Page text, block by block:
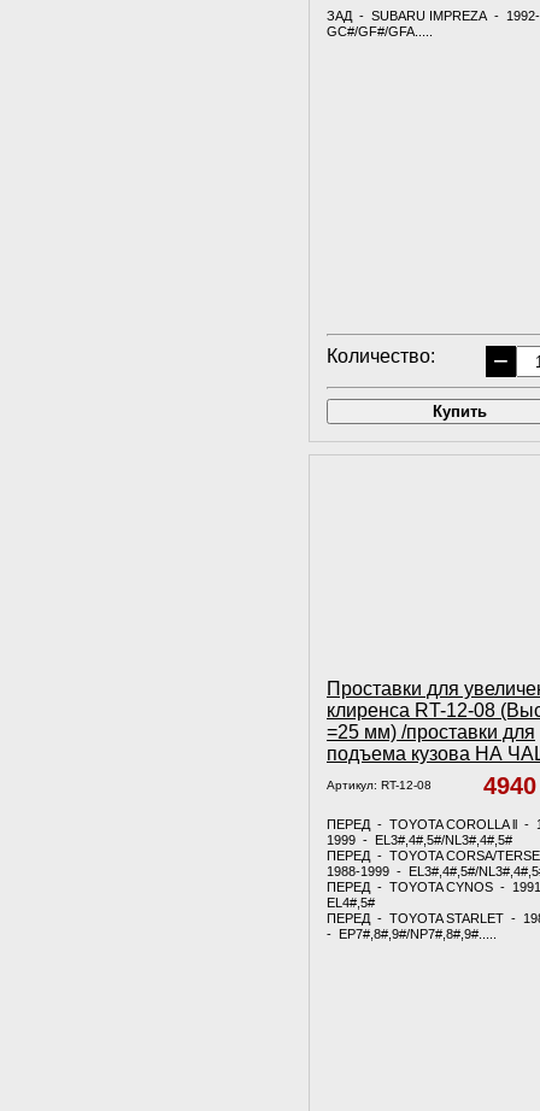
ЗАД - SUBARU IMPREZA -
GC#/GF#/GFA.....
Количество: −
Купить
Проставки для
клиренса RT-12-08
=25 мм) /проставки для
подъема кузова НА
Артикул: RT-12-08
ПЕРЕД - TOYOTA COROLLA ll -
1999 - EL3#,4#,5#/NL3#,4#,5#
ПЕРЕД - TOYOTA CORSA/
1988-1999 - EL3#,4#,5#/
ПЕРЕД - TOYOTA CYNOS -
EL4#,5#
ПЕРЕД - TOYOTA STARLET -
- EP7#,8#,9#/NP7#,8#,9#.....